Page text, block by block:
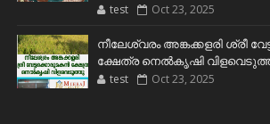
test Oct 23, 2025
നീലേശ്വരം അങ്കക്കളരി ശ്രീ
ക്ഷേത്ര നെൽകൃഷി
test Oct 23, 2025